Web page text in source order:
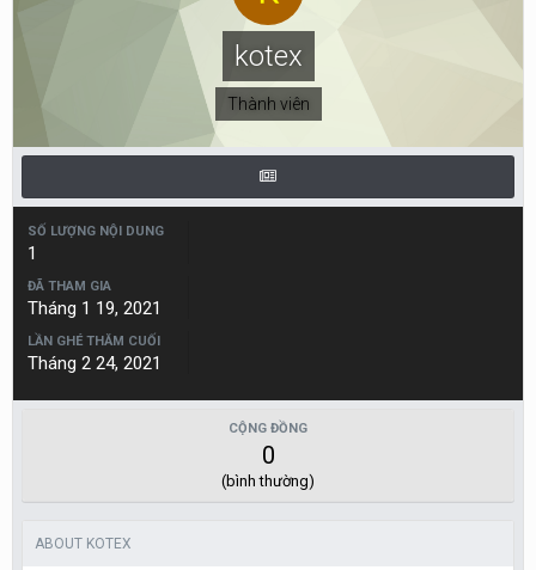
kotex
Thành viên
SỐ LƯỢNG NỘI DUNG
1
ĐÃ THAM GIA
Tháng 1 19, 2021
LẦN GHÉ THĂM CUỐI
Tháng 2 24, 2021
CỘNG ĐỒNG
0
(bình thường)
ABOUT KOTEX